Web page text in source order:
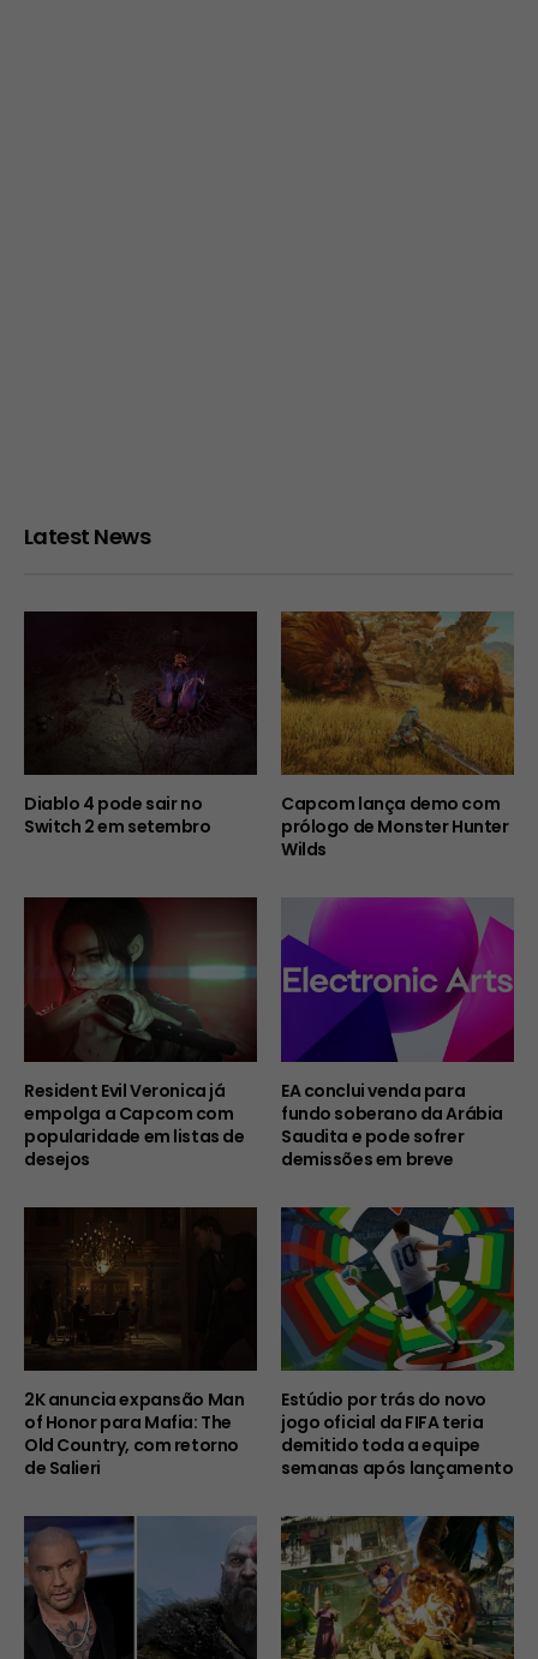
Latest News
Diablo 4 pode sair no
Switch 2 em setembro
Capcom lança demo com
prólogo de Monster Hunter
Wilds
Resident Evil Veronica já
empolga a Capcom com
popularidade em listas de
desejos
EA conclui venda para
fundo soberano da Arábia
Saudita e pode sofrer
demissões em breve
2K anuncia expansão Man
of Honor para Mafia: The
Old Country, com retorno
de Salieri
Estúdio por trás do novo
jogo oficial da FIFA teria
demitido toda a equipe
semanas após lançamento